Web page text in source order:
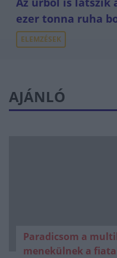
ezer tonna ruha
ELEMZÉSEK
AJÁNLÓ
Paradicsom a
menekülnek a